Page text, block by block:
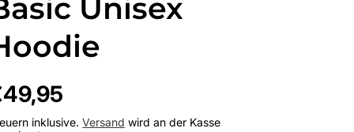
Unisex
inklusive.Versand wird an der Kasse